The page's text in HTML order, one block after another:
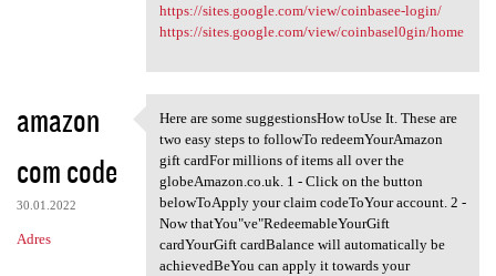
https://sites.google.com/view/coinbasee-login/
https://sites.google.com/view/coinbasel0gin/home
amazon
com code
30.01.2022
Adres
Here are some suggestionsHow
Here are some suggestionsHow toUse It. These are
two easy steps to followTo redeemYourAmazon
gift cardFor millions of items all over the
globeAmazon.co.uk. 1 - Click on the button
belowToApply your claim codeToYour account. 2 -
Now thatYou"ve"RedeemableYourGift
cardYourGift cardBalance will automatically be
achievedBeYou can apply it towards your